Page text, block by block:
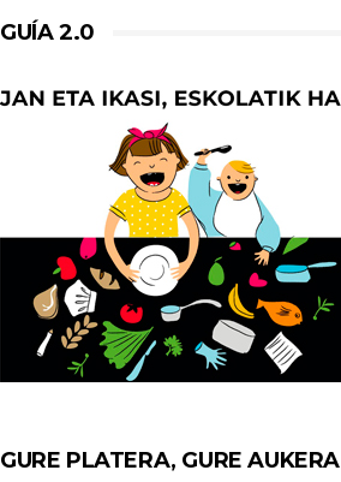
GUÍA 2.0
GURE PLATERA, GURE AUKERA